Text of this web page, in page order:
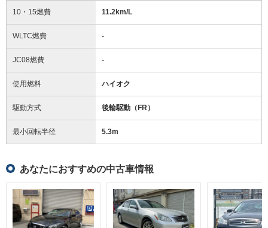
10・15燃費 11.2km/L
WLTC燃費 -
JC08燃費 -
使用燃料 ハイオク
駆動方式 後輪駆動（FR）
最小回転半径 5.3m
あなたにおすすめの中古車情報